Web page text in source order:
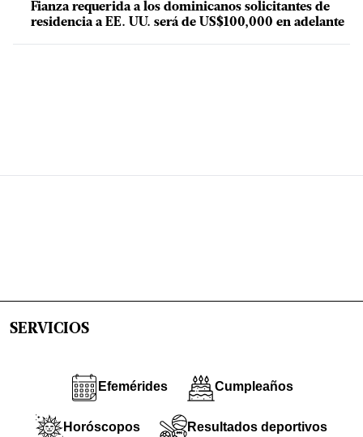
Fianza requerida a los dominicanos solicitantes de
residencia a EE. UU. será de US$100,000 en adelante
SERVICIOS
Efemérides Cumpleaños
Horóscopos Resultados deportivos